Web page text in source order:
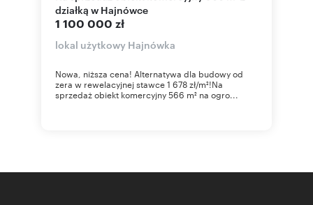
działką w Hajnówce
1 100 000 zł
lokal użytkowy Hajnówka
Nowa, niższa cena! Alternatywa dla budowy od
zera w rewelacyjnej stawce 1 678 zł/m²!Na
sprzedaż obiekt komercyjny 566 m² na ogro...